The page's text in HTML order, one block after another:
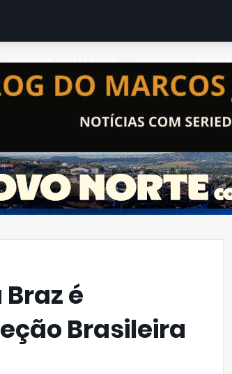
COLUNA DO MARCOS GRUPO DO WHATS
é
Brasileira